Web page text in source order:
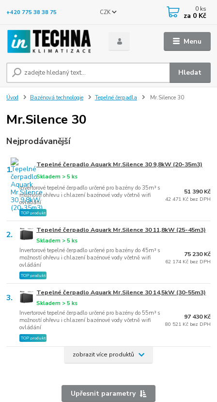
Menu
CZK
Hledat
+420 775 38 38 75 0 ks
za 0 Kč
Úvod Bazénová technologie Tepelné čerpadla Mr.Silence 30
Mr.Silence 30
Nejprodávanější
1. Tepelné čerpadlo Aquark Mr.Silence 30 9,8kW (20-35m3)
Invertorové tepelné čerpadlo určené pro bazény do 35m³ s
možností ohřevu i chlazení bazénové vody včetně wifi
ovládání
Skladem > 5 ks
TOP produkt
51 390 Kč
42 471 Kč bez DPH
2. Tepelné čerpadlo Aquark Mr.Silence 30 11,8kW (25-45m3)
Invertorové tepelné čerpadlo určené pro bazény do 45m³ s
možností ohřevu i chlazení bazénové vody včetně wifi
ovládání
Skladem > 5 ks
TOP produkt
75 230 Kč
62 174 Kč bez DPH
3. Tepelné čerpadlo Aquark Mr.Silence 30 14,5kW (30-55m3)
Invertorové tepelné čerpadlo určené pro bazény do 55m³ s
možností ohřevu i chlazení bazénové vody včetně wifi
ovládání
Skladem > 5 ks
TOP produkt
97 430 Kč
80 521 Kč bez DPH
zobrazit více produktů
Upřesnit parametry